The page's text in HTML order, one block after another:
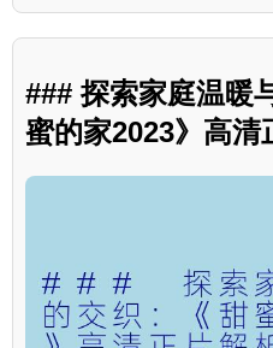
### 探索家庭温暖
蜜的家2023》高清